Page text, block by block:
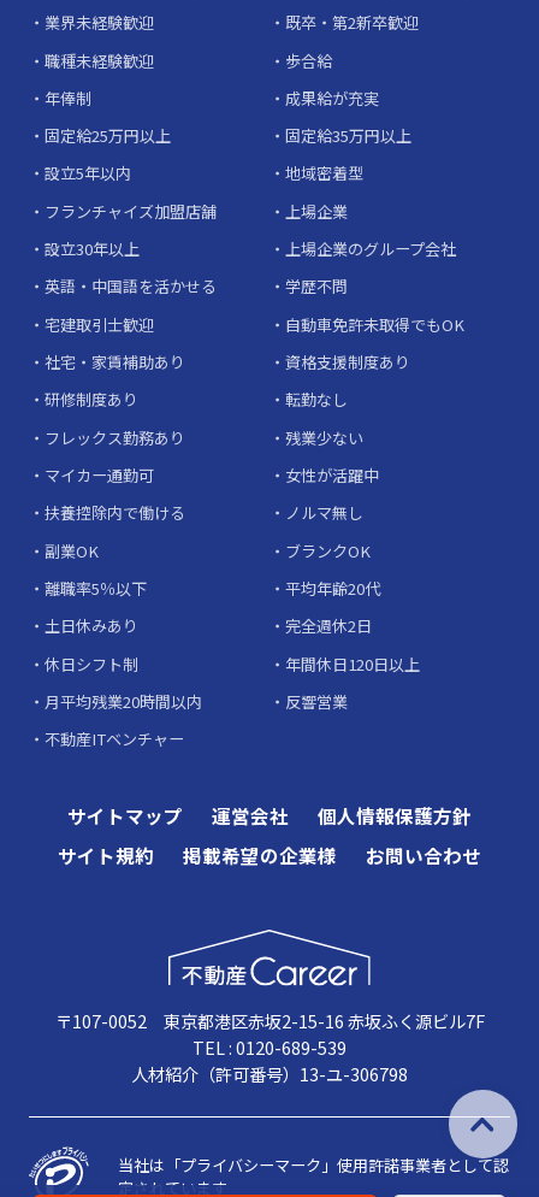
業界未経験歓迎
既卒・第2新卒歓迎
職種未経験歓迎
歩合給
年俸制
成果給が充実
固定給25万円以上
固定給35万円以上
設立5年以内
地域密着型
フランチャイズ加盟店舗
上場企業
設立30年以上
上場企業のグループ会社
英語・中国語を活かせる
学歴不問
宅建取引士歓迎
自動車免許未取得でもOK
社宅・家賃補助あり
資格支援制度あり
研修制度あり
転勤なし
フレックス勤務あり
残業少ない
マイカー通勤可
女性が活躍中
扶養控除内で働ける
ノルマ無し
副業OK
ブランクOK
離職率5％以下
平均年齢20代
土日休みあり
完全週休2日
休日シフト制
年間休日120日以上
月平均残業20時間以内
反響営業
不動産ITベンチャー
サイトマップ 運営会社
個人情報保護方針
サイト規約
掲載希望の企業様 お問い合わせ
〒107-0052 東京都港区赤坂2-15-16 赤坂ふく源ビル7F
TEL : 0120-689-539
人材紹介（許可番号）13-ユ-306798
当社は「プライバシーマーク」使用許諾事業者として認
定されています